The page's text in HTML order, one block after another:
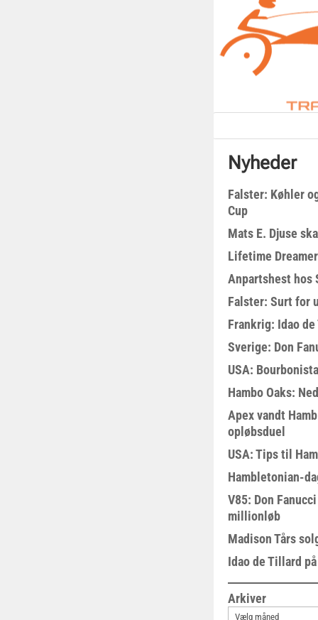
Nyheder
Falster: Køhler
Cup
Mats E. Djuse
Lifetime
Anpartshest hos
Falster: Surt for
Frankrig: Idao
Sverige: Don
USA:
Hambo Oaks:
Apex vandt
opløbsduel
USA: Tips til
Hambletonian-
V85: Don
millionløb
Madison Tårs
Idao de Tillard
Arkiver